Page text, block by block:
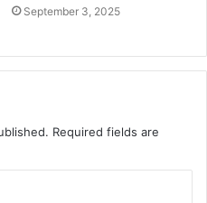
September 3, 2025
Required fields are